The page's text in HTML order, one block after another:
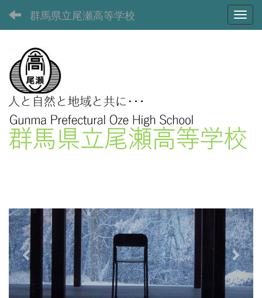
群馬県立尾瀬高等学校
e
v
i
o
u
s
x
t